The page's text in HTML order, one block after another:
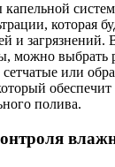
которая
и загрязнений.
можно
или
полива.